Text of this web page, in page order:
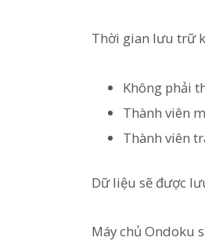
Thời gian lưu trữ
Không phải
Thành viên
Thành viên
Dữ liệu sẽ được
Máy chủ Ondoku